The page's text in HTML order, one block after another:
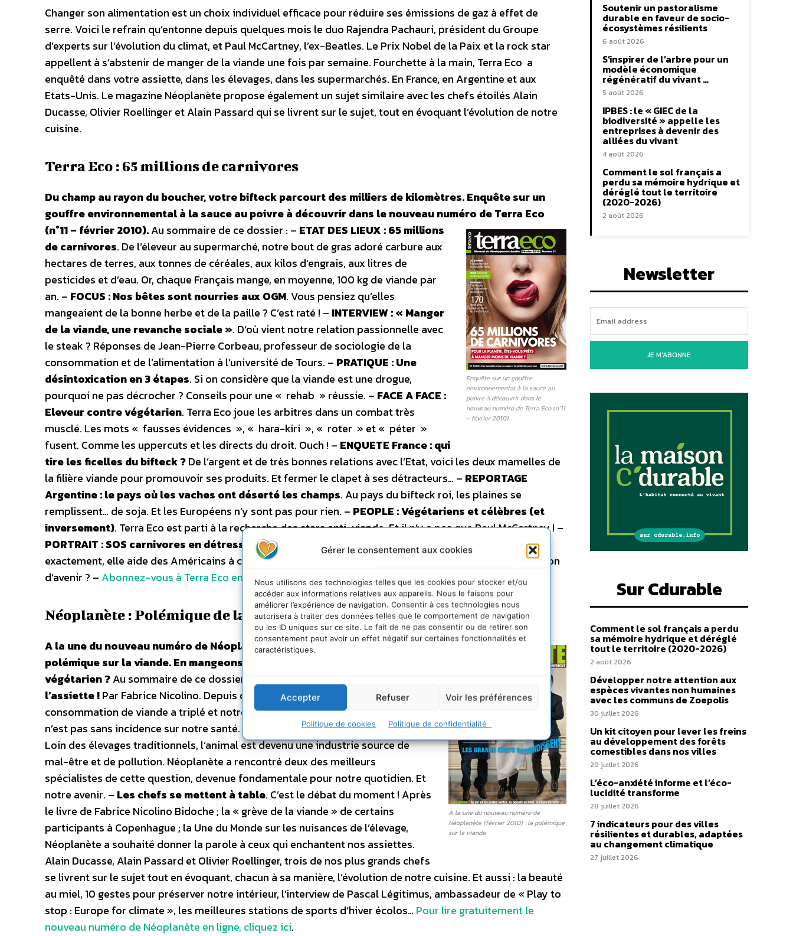
Gérer le consentement aux cookies
Nous utilisons des technologies telles que les cookies pour stocker et/ou
accéder aux informations relatives aux appareils. Nous le faisons pour
améliorer l’expérience de navigation. Consentir à ces technologies nous
autorisera à traiter des données telles que le comportement de navigation
ou les ID uniques sur ce site. Le fait de ne pas consentir ou de retirer son
consentement peut avoir un effet négatif sur certaines fonctionnalités et
caractéristiques.
Accepter Refuser Voir les préférences
Politique de cookies Politique de confidentialité
Changer son alimentation est un choix individuel efficace pour réduire ses émissions de gaz à effet de
serre. Voici le refrain qu’entonne depuis quelques mois le duo Rajendra Pachauri, président du Groupe
d’experts sur l’évolution du climat, et Paul McCartney, l’ex-Beatles. Le Prix Nobel de la Paix et la rock star
appellent à s’abstenir de manger de la viande une fois par semaine. Fourchette à la main, Terra Eco a
enquêté dans votre assiette, dans les élevages, dans les supermarchés. En France, en Argentine et aux
Etats-Unis. Le magazine Néoplanète propose également un sujet similaire avec les chefs étoilés Alain
Ducasse, Olivier Roellinger et Alain Passard qui se livrent sur le sujet, tout en évoquant l’évolution de notre
cuisine.
Terra Eco : 65 millions de carnivores
Du champ au rayon du boucher, votre bifteck parcourt des milliers de kilomètres. Enquête sur un
gouffre environnemental à la sauce au poivre à découvrir dans le nouveau numéro de Terra Eco
(n°11 – février 2010).
Enquête sur un gouffre
environnemental à la sauce au
poivre à découvrir dans le
nouveau numéro de Terra Eco (n°11
– février 2010).
Au sommaire de ce dossier : – ETAT DES LIEUX : 65 millions
de carnivores. De l’éleveur au supermarché, notre bout de gras adoré carbure aux
hectares de terres, aux tonnes de céréales, aux kilos d’engrais, aux litres de
pesticides et d’eau. Or, chaque Français mange, en moyenne, 100 kg de viande par
an. – FOCUS : Nos bêtes sont nourries aux OGM. Vous pensiez qu’elles
mangeaient de la bonne herbe et de la paille ? C’est raté ! – INTERVIEW : « Manger
de la viande, une revanche sociale ». D’où vient notre relation passionnelle avec
le steak ? Réponses de Jean-Pierre Corbeau, professeur de sociologie de la
consommation et de l’alimentation à l’université de Tours. – PRATIQUE : Une
désintoxication en 3 étapes. Si on considère que la viande est une drogue,
pourquoi ne pas décrocher ? Conseils pour une « rehab » réussie. – FACE A FACE :
Eleveur contre végétarien. Terra Eco joue les arbitres dans un combat très
musclé. Les mots « fausses évidences », « hara-kiri », « roter » et « péter »
fusent. Comme les uppercuts et les directs du droit. Ouch ! – ENQUETE France : qui
tire les ficelles du bifteck ?De l’argent et de très bonnes relations avec l’Etat, voici les deux mamelles de
la filière viande pour promouvoir ses produits. Et fermer le clapet à ses détracteurs… – REPORTAGE
Argentine : le pays où les vaches ont déserté les champs. Au pays du bifteck roi, les plaines se
remplissent… de soja. Et les Européens n’y sont pas pour rien. – PEOPLE : Végétariens et célèbres (et
inversement). Terra Eco est parti à la recherche des stars anti-viande. Et il n’y a pas que Paul McCartney ! –
PORTRAIT : SOS carnivores en détresse
. Patty Knutson est végétalienne et c’est son métier. Plus
exactement, elle aide des Américains à chasser le steak de leur assiette. Coach végétarien, une profession
d’avenir ? – Abonnez-vous à Terra Eco en cliquant ici.
Néoplanète : Polémique de la viande
A la une du nouveau numéro de
Néoplanète (février 2010) : la polémique
sur la viande.
A la une du nouveau numéro de Néoplanète (N°12 – Février/Mars 2010) : la
polémique sur la viande. En mangeons-nous trop ? Faut-il devenir
végétarien ?Au sommaire de ce dossier : –
l’assiette !Par Fabrice Nicolino. Depuis quelques décennies, notre
consommation de viande a triplé et notre rapport aux animaux a changé. Ce
n’est pas sans incidence sur notre santé. –
Le bonheur n’est plus dans le pré.
Loin des élevages traditionnels, l’animal est devenu une industrie source de
mal-être et de pollution. Néoplanète a rencontré deux des meilleurs
spécialistes de cette question, devenue fondamentale pour notre quotidien. Et
notre avenir. – Les chefs se mettent à table. C’est le débat du moment ! Après
le livre de Fabrice Nicolino Bidoche ; la « grève de la viande » de certains
participants à Copenhague ; la Une du Monde sur les nuisances de l’élevage,
Néoplanète a souhaité donner la parole à ceux qui enchantent nos assiettes.
Alain Ducasse, Alain Passard et Olivier Roellinger, trois de nos plus grands chefs
se livrent sur le sujet tout en évoquant, chacun à sa manière, l’évolution de notre cuisine. Et aussi : la beauté
au miel, 10 gestes pour préserver notre intérieur, l’interview de Pascal Légitimus, ambassadeur de « Play to
stop : Europe for climate », les meilleures stations de sports d’hiver écolos… Pour lire gratuitement le
nouveau numéro de Néoplanète en ligne, cliquez ici.
Soutenir un pastoralisme
durable en faveur de socio-
écosystèmes résilients
6 août 2026
S’inspirer de l’arbre pour un
modèle économique
régénératif du vivant …
5 août 2026
IPBES : le « GIEC de la
biodiversité » appelle les
entreprises à devenir des
alliées du vivant
4 août 2026
Comment le sol français a
perdu sa mémoire hydrique et
déréglé tout le territoire
(2020-2026)
2 août 2026
Newsletter
JE M'ABONNE
Sur Cdurable
Comment le sol français a perdu
sa mémoire hydrique et déréglé
tout le territoire (2020-2026)
2 août 2026
Développer notre attention aux
espèces vivantes non humaines
avec les communs de Zoepolis
30 juillet 2026
Un kit citoyen pour lever les freins
au développement des forêts
comestibles dans nos villes
29 juillet 2026
L’éco-anxiété informe et l’éco-
lucidité transforme
28 juillet 2026
7 indicateurs pour des villes
résilientes et durables, adaptées
au changement climatique
27 juillet 2026